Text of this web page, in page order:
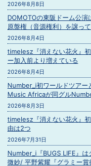
2026年8月8日
DOMOTOの東阪ドーム公
原盤権（音源権利）を譲っ
2026年8月4日
timelesz『消えない花火』
ー加入前より増えている
2026年8月4日
Number_i初ワールドツア
Music Africaが同グル
2026年8月3日
timelesz『消えない花火』
由は2つ
2026年7月31日
Number_i『BUGS LIFE』
微妙/ 平野紫耀『グラミー